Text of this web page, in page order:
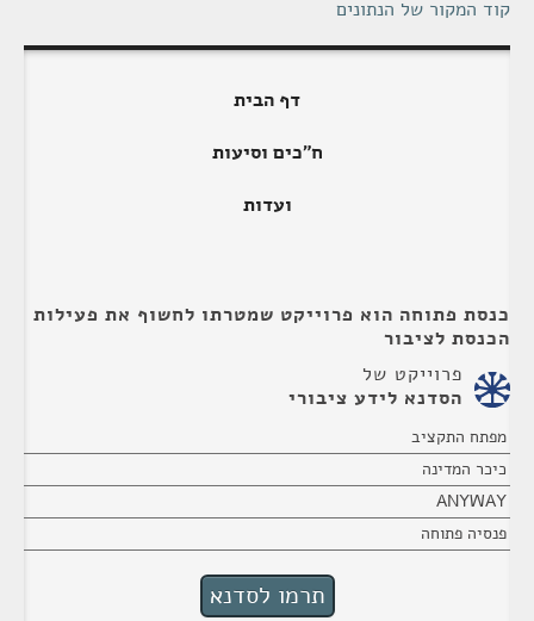
קוד המקור של הנתונים
דף הבית
ח"כים וסיעות
ועדות
כנסת פתוחה הוא פרוייקט שמטרתו לחשוף את פעילות
הכנסת לציבור
פרוייקט של
הסדנא לידע ציבורי
מפתח התקציב
כיכר המדינה
ANYWAY
פנסיה פתוחה